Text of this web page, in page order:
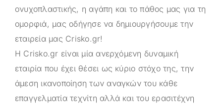
ονυχοπλαστικής, η αγάπη και το πάθος μας για τη
ομορφιά, μας οδήγησε να δημιουργήσουμε την
εταιρεία μας Crisko.gr!
Η Crisko.gr είναι μία ανερχόμενη δυναμική
εταιρία που έχει θέσει ως κύριο στόχο της, την
άμεση ικανοποίηση των αναγκών του κάθε
επαγγελματία τεχνίτη αλλά και του ερασιτέχνη